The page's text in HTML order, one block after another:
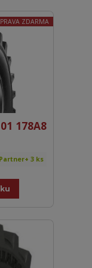
ZDARMA
178A8
Partner+ 3 ks